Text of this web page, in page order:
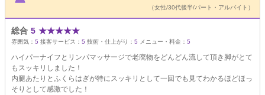
（女性/30代後半/パート・アルバイト）
総合 5 ★★★★★
雰囲気： 5 接客サービス： 5 技術・仕上がり： 5 メニュー・料金： 5
ハイパーナイフとリンパマッサージで老廃物をどんどん流して頂き脚がとて
もスッキリしました！
内腿あたりとふくらはぎが特にスッキリとして一回でも見てわかるほどほっ
そりとして感激でした！